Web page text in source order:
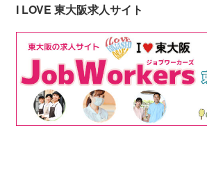
I LOVE 東大阪求人サイト